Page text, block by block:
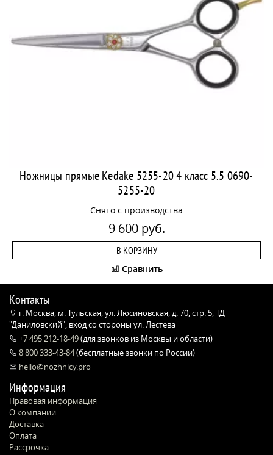
Ножницы прямые Kedake 5255-20 4 класс 5.5 0690-
5255-20
Снято с производства
9 600 руб.
В КОРЗИНУ
Сравнить
Контакты
г. Москва, м. Тульская, ул. Люсиновская, д. 70, стр. 5, ТД
"Даниловский", вход со стороны ул. Лестева
+7 495 212-18-49(для звонков из Москвы и области)
8 800 333-43-84(бесплатные звонки по России)
hello@nozhnicy.pro
Информация
Правовая информация
О компании
Доставка
Оплата
Рассрочка